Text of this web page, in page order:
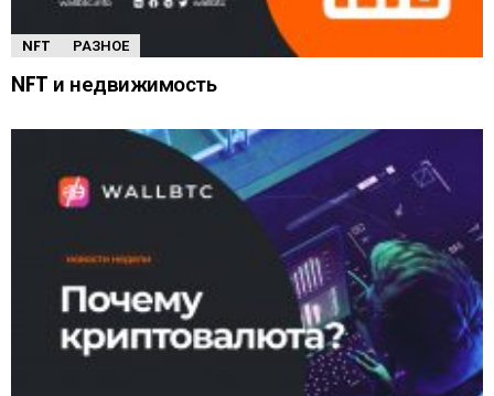
NFT РАЗНОЕ
NFT и недвижимость